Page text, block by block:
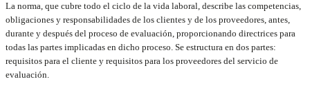
La norma, que cubre todo el ciclo de la vida laboral, describe las competencias,
obligaciones y responsabilidades de los clientes y de los proveedores, antes,
durante y después del proceso de evaluación, proporcionando directrices para
todas las partes implicadas en dicho proceso. Se estructura en dos partes:
requisitos para el cliente y requisitos para los proveedores del servicio de
evaluación.